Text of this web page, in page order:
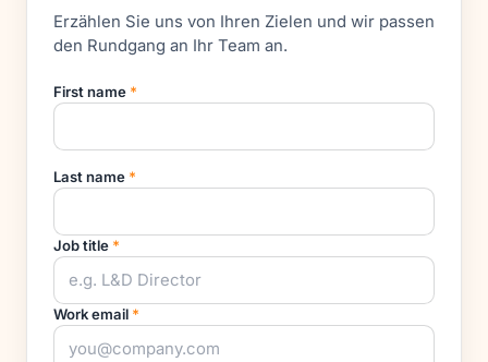
Erzählen Sie uns von Ihren Zielen und wir passen
den Rundgang an Ihr Team an.
First name *
Last name *
Job title *
Work email *